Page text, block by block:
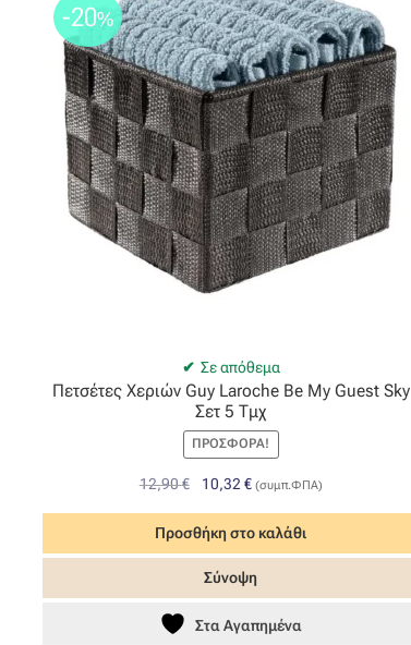
Σε απόθεμα
-20%
Πετσέτες Χεριών Guy Laroche Be My Guest Sky
Σετ 5 Τμχ
ΠΡΟΣΦΟΡΆ!
12,90€
Original
was:
12,90 €.
10,32€Η
τιμή
είναι:
10,32 €.
(συμπ.ΦΠΑ)
Προσθήκη στο καλάθι
Σύνοψη
Στα Αγαπημένα